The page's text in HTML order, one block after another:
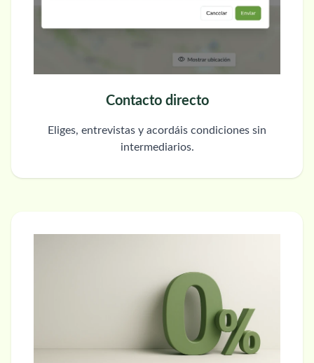
Contacto directo
Eliges, entrevistas y acordáis condiciones sin
intermediarios.